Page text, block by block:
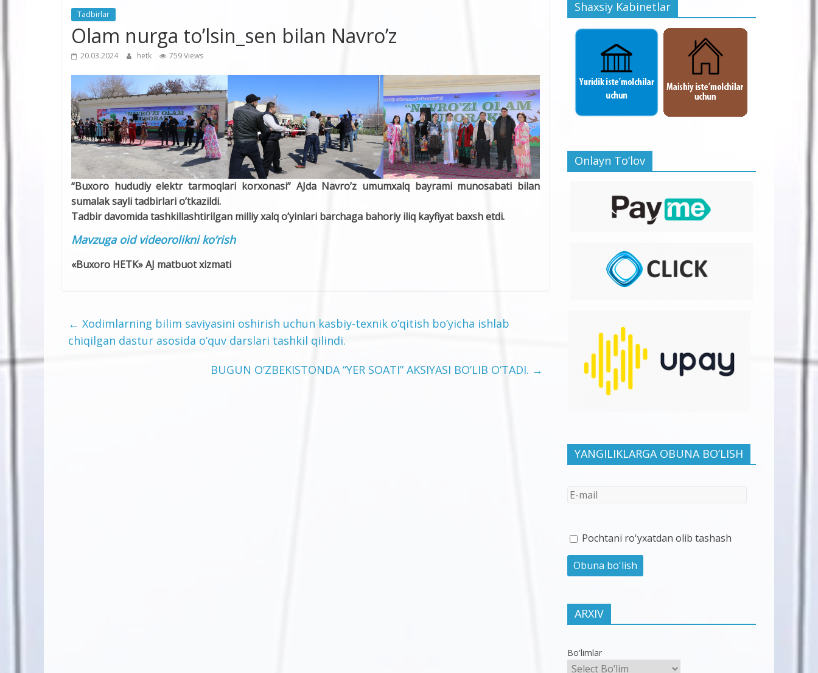
Tadbirlar
Olam nurga to’lsin_sen bilan Navro’z
20.03.2024 hetk 759 Views
“Buxoro hududiy elektr tarmoqlari korxonasi” AJda Navro’z umumxalq bayrami munosabati bilan
sumalak sayli tadbirlari o’tkazildi.
Tadbir davomida tashkillashtirilgan milliy xalq o’yinlari barchaga bahoriy iliq kayfiyat baxsh etdi.
Mavzuga oid videorolikni ko’rish
«Buxoro HETK» AJ matbuot xizmati
← Xodimlarning bilim saviyasini oshirish uchun kasbiy-texnik o’qitish bo’yicha ishlab
chiqilgan dastur asosida o’quv darslari tashkil qilindi.
BUGUN О‘ZBEKISTONDA “YER SOATI” AKSIYASI BО‘LIB О‘TADI. →
Shaxsiy Kabinetlar
Onlayn To’lov
YANGILIKLARGA OBUNA BO’LISH
Pochtani ro'yxatdan olib tashash
ARXIV
Bo'limlar